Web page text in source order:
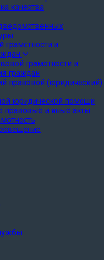
качества
грамотности и
грамотности и
граждан
правовой (юридический)
юридической помощи
правовые и иные акты